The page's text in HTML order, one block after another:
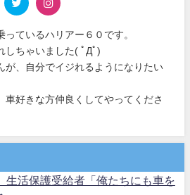
ているハリアー６０です。
しちゃいました( ﾟДﾟ)
が、自分でイジれるようになりたい
車好きな方仲良くしてやってくださ
生活保護受給者「俺たちにも車を